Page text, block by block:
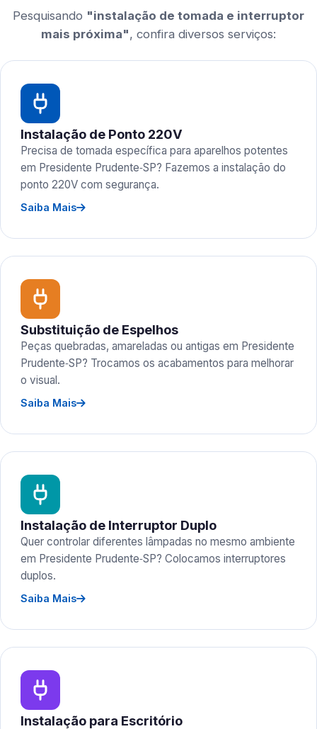
Pesquisando "instalação de tomada e interruptor
mais próxima", confira diversos serviços:
Instalação de Ponto 220V
Precisa de tomada específica para aparelhos potentes
em Presidente Prudente‑SP? Fazemos a instalação do
ponto 220V com segurança.
Saiba Mais
Substituição de Espelhos
Peças quebradas, amareladas ou antigas em Presidente
Prudente‑SP? Trocamos os acabamentos para melhorar
o visual.
Saiba Mais
Instalação de Interruptor Duplo
Quer controlar diferentes lâmpadas no mesmo ambiente
em Presidente Prudente‑SP? Colocamos interruptores
duplos.
Saiba Mais
Instalação para Escritório